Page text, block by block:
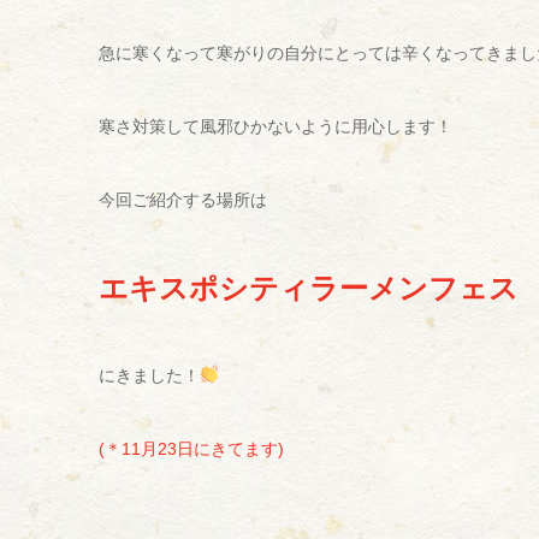
急に寒くなって寒がりの自分にとっては辛くなってきま
寒さ対策して風邪ひかないように用心します！
今回ご紹介する場所は
エキスポシティラーメンフェス
にきました！
(＊11月23日にきてます)